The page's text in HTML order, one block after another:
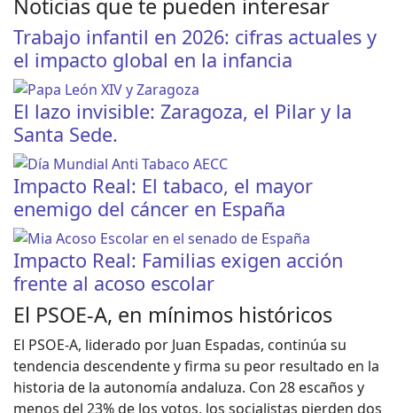
Noticias que te pueden interesar
Trabajo infantil en 2026: cifras actuales y
el impacto global en la infancia
El lazo invisible: Zaragoza, el Pilar y la
Santa Sede.
Impacto Real: El tabaco, el mayor
enemigo del cáncer en España
Impacto Real: Familias exigen acción
frente al acoso escolar
El PSOE-A, en mínimos históricos
El PSOE-A, liderado por Juan Espadas, continúa su
tendencia descendente y firma su peor resultado en la
historia de la autonomía andaluza. Con 28 escaños y
menos del 23% de los votos, los socialistas pierden dos